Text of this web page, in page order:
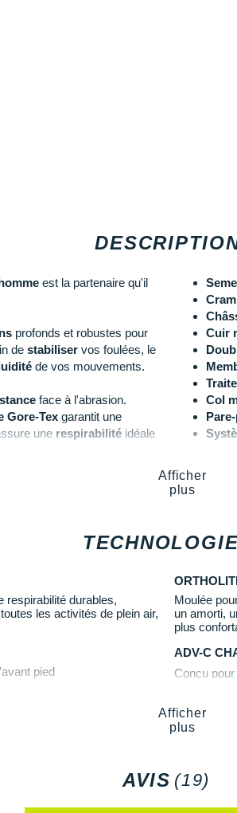
est la partenaire qu'il
profonds et robustes pour
de stabiliser vos foulées, le
de vos mouvements.
face à l'abrasion.
Gore-Tex garantit une
une respirabilité idéale
Cuir
Col
Afficher
plus
respirabilité durables,
les activités de plein air,
pied
Moulée
un amorti,
plus
ADV-C
Conçu
Afficher
plus
AVIS (19)